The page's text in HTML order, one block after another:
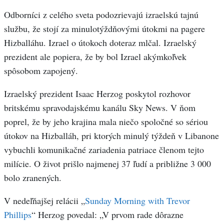
Szentmagyari
Odborníci z celého sveta podozrievajú izraelskú tajnú
službu, že stojí za minulotýždňovými útokmi na pagere
Hizballáhu. Izrael o útokoch doteraz mlčal. Izraelský
prezident ale popiera, že by bol Izrael akýmkoľvek
spôsobom zapojený.
Izraelský prezident Isaac Herzog poskytol rozhovor
britskému spravodajskému kanálu Sky News. V ňom
poprel, že by jeho krajina mala niečo spoločné so sériou
útokov na Hizballáh, pri ktorých minulý týždeň v Libanone
vybuchli komunikačné zariadenia patriace členom tejto
milície. O život prišlo najmenej 37 ľudí a približne 3 000
bolo zranených.
V nedeľňajšej relácii „Sunday Morning with Trevor
Phillips“ Herzog povedal: „V prvom rade dôrazne